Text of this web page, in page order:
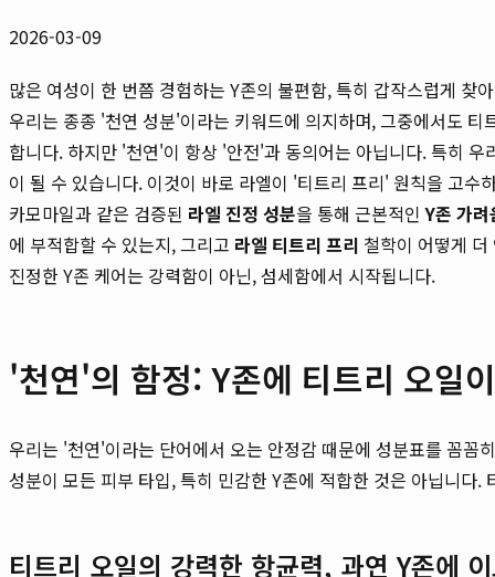
2026-03-09
많은 여성이 한 번쯤 경험하는 Y존의 불편함, 특히 갑작스럽게 찾
우리는 종종 '천연 성분'이라는 키워드에 의지하며, 그중에서도
합니다. 하지만 '천연'이 항상 '안전'과 동의어는 아닙니다. 특히
이 될 수 있습니다. 이것이 바로 라엘이 '티트리 프리' 원칙을 고
카모마일과 같은 검증된 라엘 진정 성분을 통해 근본적인Y존 가
에 부적합할 수 있는지, 그리고 라엘 티트리 프리 철학이 어떻게
진정한 Y존 케어는 강력함이 아닌, 섬세함에서 시작됩니다.
'천연'의 함정: Y존에 티트리 오일
우리는 '천연'이라는 단어에서 오는 안정감 때문에 성분표를 꼼꼼
성분이 모든 피부 타입, 특히 민감한 Y존에 적합한 것은 아닙니
티트리 오일의 강력한 항균력, 과연 Y존에